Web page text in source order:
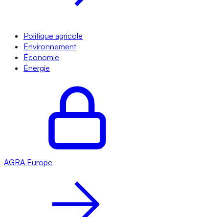
Politique agricole
Environnement
Économie
Énergie
AGRA Europe